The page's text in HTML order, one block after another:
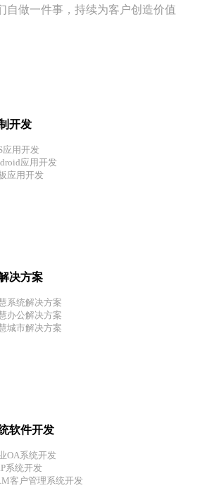
自做一件事，持续为客户创造价值
开发
应用开发
应用开发
应用开发
决方案
系统解决方案
办公解决方案
城市解决方案
软件开发
OA系统开发
系统开发
客户管理系统开发